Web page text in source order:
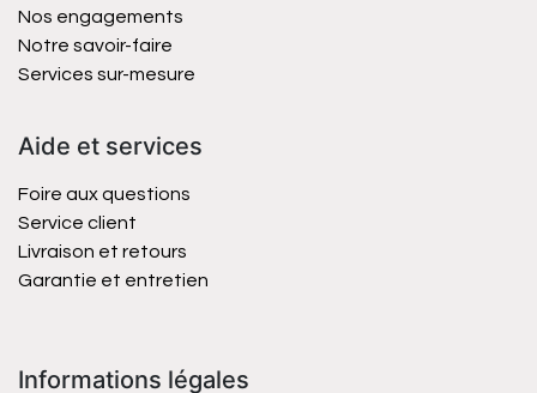
Nos engagements
Notre savoir-faire
Services sur-mesure
Aide et services
Foire aux questions
Service client
Livraison et retours
Garantie et entretien
Informations légales